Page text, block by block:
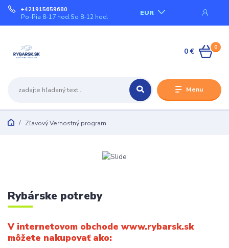
Menu
EUR
+421915659680
Po-Pia 8-17 hod.So 8-12 hod.
0
0 €
Zľavový Vernostný program
Rybárske potreby
V internetovom obchode www.rybarsk.sk
môžete nakupovať ako: